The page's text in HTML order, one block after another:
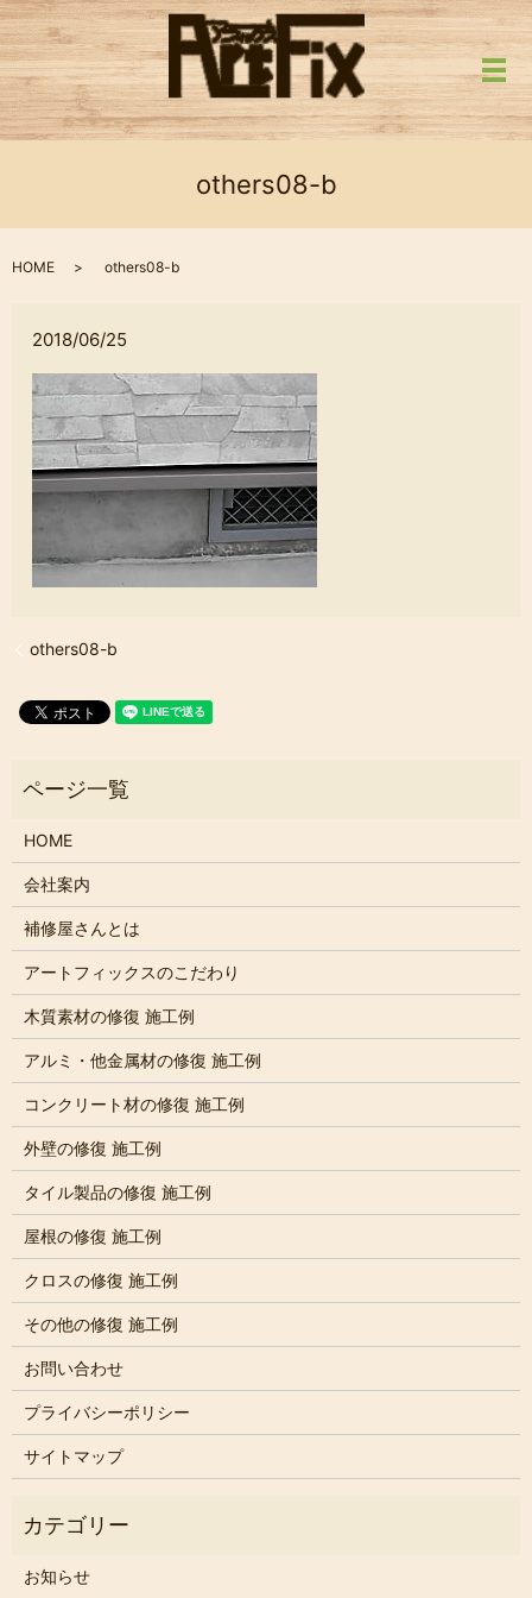
メ
others08-b
HOME others08-b
2018/06/25
others08-b
HOME
会社案内
補修屋さんとは
アートフィックスのこだわり
木質素材の修復 施工例
アルミ・他金属材の修復 施工例
コンクリート材の修復 施工例
外壁の修復 施工例
タイル製品の修復 施工例
屋根の修復 施工例
クロスの修復 施工例
その他の修復 施工例
お問い合わせ
プライバシーポリシー
サイトマップ
お知らせ